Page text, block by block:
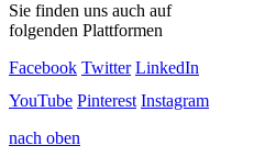
Sie finden uns auch auf
folgenden Plattformen
Facebook Twitter LinkedIn
YouTube Pinterest Instagram
nach oben